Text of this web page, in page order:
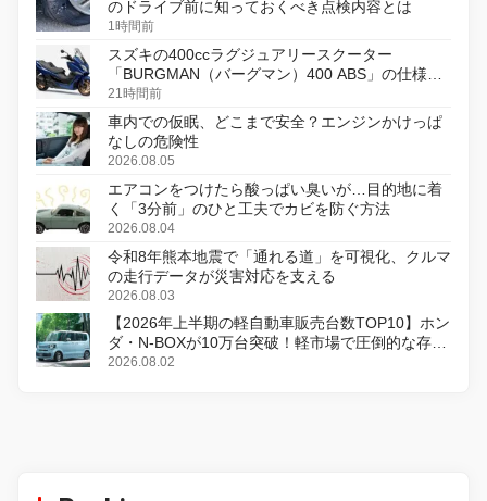
のドライブ前に知っておくべき点検内容とは
1時間前
スズキの400ccラグジュアリースクーター
「BURGMAN（バーグマン）400 ABS」の仕様を
変更し、8月18日に発売
21時間前
車内での仮眠、どこまで安全？エンジンかけっぱ
なしの危険性
2026.08.05
エアコンをつけたら酸っぱい臭いが…目的地に着
く「3分前」のひと工夫でカビを防ぐ方法
2026.08.04
令和8年熊本地震で「通れる道」を可視化、クルマ
の走行データが災害対応を支える
2026.08.03
【2026年上半期の軽自動車販売台数TOP10】ホン
ダ・N-BOXが10万台突破！軽市場で圧倒的な存在
感
2026.08.02